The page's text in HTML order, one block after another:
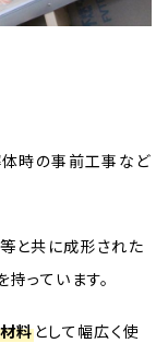
体時の事前工事など
と共に成形された
っています。
料として幅広く使